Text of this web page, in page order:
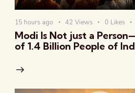
15 hours ago 42 Views 0 Likes
Modi Is Not just a
of 1.4 Billion People of